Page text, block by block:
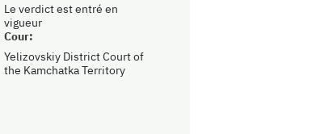
Le verdict est entré en
vigueur
Cour:
Yelizovskiy District Court of
the Kamchatka Territory